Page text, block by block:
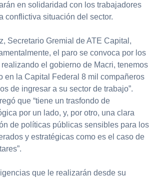
en solidaridad con los trabajadores
conflictiva situación del sector.
Secretario Gremial de ATE Capital,
el paro se convoca por los
el gobierno de Macri, tenemos
en la Capital Federal 8 mil compañeros
de ingresar a su sector de trabajo”.
que “tiene un trasfondo de
por un lado, y, por otro, una clara
de políticas públicas sensibles para los
y estratégicas como es el caso de
que le realizarán desde su